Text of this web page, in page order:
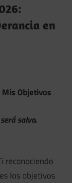
en
Objetivos
salvo.
reconociendo
los objetivos